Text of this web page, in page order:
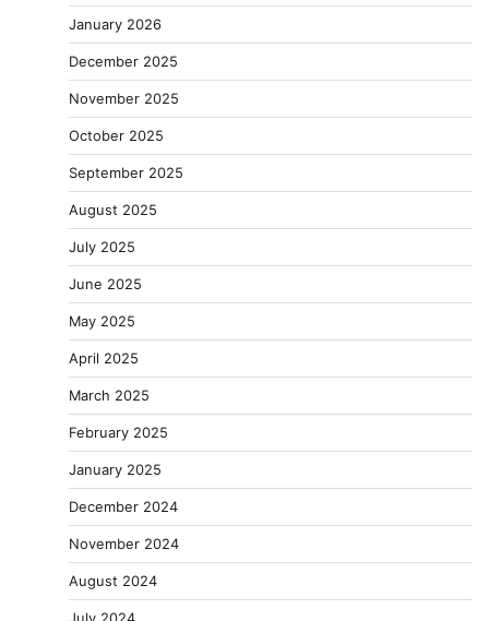
January 2026
December 2025
November 2025
October 2025
September 2025
August 2025
July 2025
June 2025
May 2025
April 2025
March 2025
February 2025
January 2025
December 2024
November 2024
August 2024
July 2024